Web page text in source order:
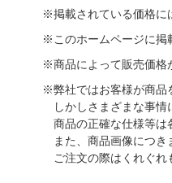
※掲載されている価格に
※このホームページに掲
※商品によって販売価格
※弊社ではお客様が商品
しかしさまざまな事
商品の正確な仕様等は
また、商品画像につ
ご注文の際はくれぐれ